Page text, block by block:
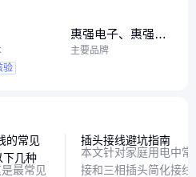
惠强电子、惠强、
东莞惠强电子
主要品牌
验
下几种
最常见
插头接线避坑指南
本文针对家庭用电中
接和三相插头简化接